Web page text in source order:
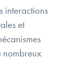
interactions
et
nombreux